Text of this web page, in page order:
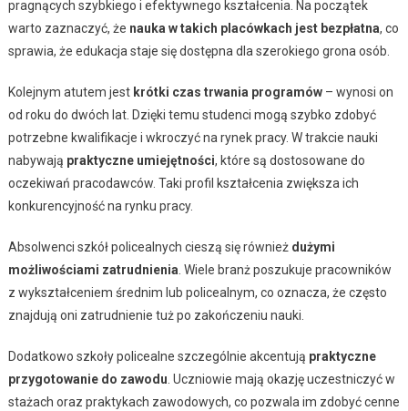
pragnących szybkiego i efektywnego kształcenia. Na początek
warto zaznaczyć, że nauka w takich placówkach jest bezpłatna, co
sprawia, że edukacja staje się dostępna dla szerokiego grona osób.
Kolejnym atutem jest krótki czas trwania programów– wynosi on
od roku do dwóch lat. Dzięki temu studenci mogą szybko zdobyć
potrzebne kwalifikacje i wkroczyć na rynek pracy. W trakcie nauki
nabywają praktyczne umiejętności, które są dostosowane do
oczekiwań pracodawców. Taki profil kształcenia zwiększa ich
konkurencyjność na rynku pracy.
Absolwenci szkół policealnych cieszą się również dużymi
możliwościami zatrudnienia. Wiele branż poszukuje pracowników
z wykształceniem średnim lub policealnym, co oznacza, że często
znajdują oni zatrudnienie tuż po zakończeniu nauki.
Dodatkowo szkoły policealne szczególnie akcentują praktyczne
przygotowanie do zawodu. Uczniowie mają okazję uczestniczyć w
stażach oraz praktykach zawodowych, co pozwala im zdobyć cenne